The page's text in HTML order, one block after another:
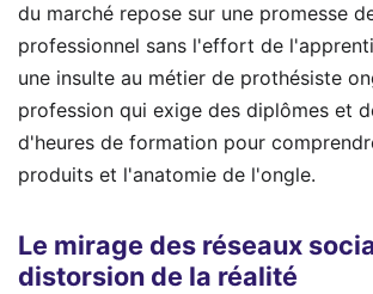
du marché repose sur une promesse
professionnel sans l'effort de
une insulte au métier de prothésiste
profession qui exige des diplômes et
d'heures de formation pour
produits et l'anatomie de l'ongle.
Le mirage des réseaux
distorsion de la réalité